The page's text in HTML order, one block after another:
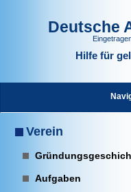
Deutsche
Hilfe für
Verein
Aufgaben